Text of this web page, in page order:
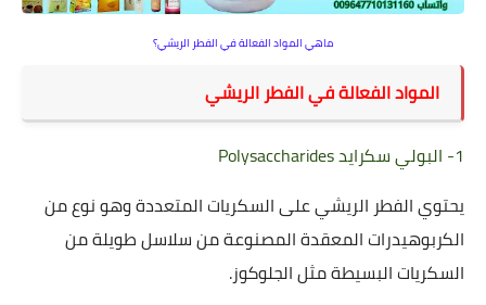
ماهي المواد الفعالة في الفطر الريشي؟
المواد الفعالة في الفطر الريشي
1- البولي سكرايد Polysaccharides
يحتوي الفطر الريشي على السكريات المتعددة وهو نوع من
الكربوهيدرات المعقدة المصنوعة من سلاسل طويلة من
السكريات البسيطة مثل الجلوكوز.